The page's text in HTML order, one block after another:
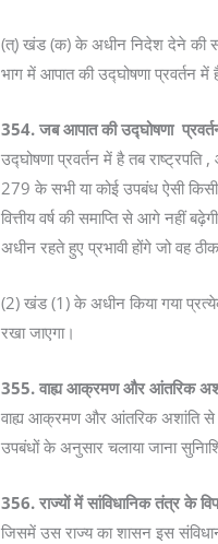
(त्) खंड (क) के अधीन निदेश देने की संघ
भाग में आपात की उद्घोषणा प्रवर्तन में
354. जब आपात की उद्घोषणा
उद्घोषणा प्रवर्तन में है तब
279 के सभी या कोई उपबंध ऐसी
वित्तीय वर्ष की समाप्ति से आगे नहीं
अधीन रहते हुए प्रभावी होंगे जो वह
(2) खंड (1) के अधीन किया गया
रखा जाएगा।
355. वाह्य आक्रमण और आंतरिक
वाह्य आक्रमण और आंतरिक अशांति से
उपबंधों के अनुसार चलाया जाना
356. राज्यों में सांविधानिक तंत्र के
जिसमें उस राज्य का शासन इस